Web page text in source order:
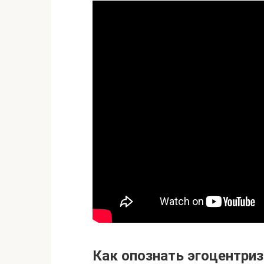
Как опознать